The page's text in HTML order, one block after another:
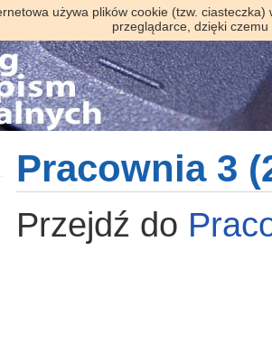
używa plików cookie (tzw.
przeglądarce, dzięki
Pracownia 3
Przejdź do